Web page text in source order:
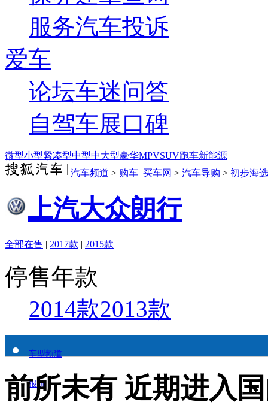
服务汽车投诉
爱车
论坛车迷问答
自驾车展口碑
微型小型紧凑型中型中大型豪华MPVSUV跑车新能源
汽车频道 > 购车_买车网 > 汽车导购 > 初步海选
上汽大众朗行
全部在售 | 2017款 | 2015款 |
停售年款
2014款2013款
车型频道
报价
前所未有 近期进入